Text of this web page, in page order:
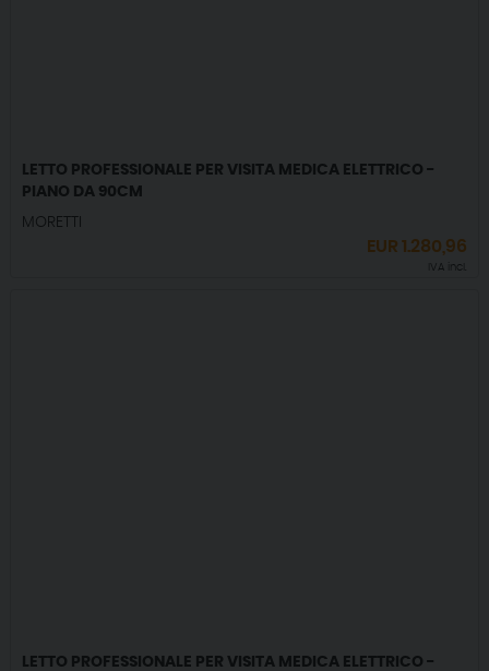
LETTO PROFESSIONALE PER VISITA MEDICA ELETTRICO -
PIANO DA 90CM
MORETTI
EUR1.280,96
IVA incl.
LETTO PROFESSIONALE PER VISITA MEDICA ELETTRICO -